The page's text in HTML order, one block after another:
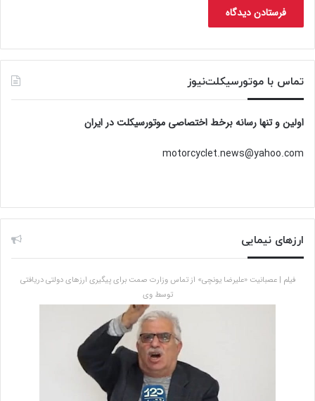
تماس با موتورسیکلت‌نیوز
اولین و تنها رسانه برخط اختصاصی موتورسیکلت در ایران
motorcyclet.news@yahoo.com
ارزهای نیمایی
فیلم | عصبانیت «علیرضا یونچی» از تماس وزارت صمت برای پیگیری ارزهای دولتی دریافتی
توسط وی